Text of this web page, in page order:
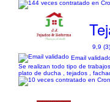
9,9 (3)
Email
Se realizan todo tipo de
plato de ducha , tejados ,